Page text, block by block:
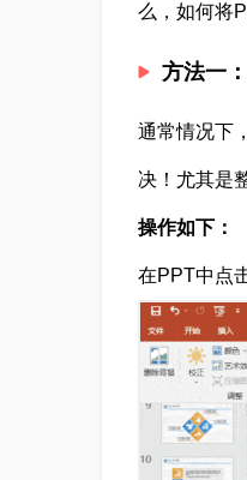
么，如何将
方法一
通常情况下
决！尤其是
操作如下：
在PPT中点